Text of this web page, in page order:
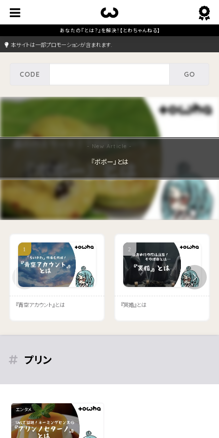
本サイトは一部プロモーションが含まれます.
『ポポー』とは
『青空アカウント』とは 『冥婚』とは
プリン
エンタメ